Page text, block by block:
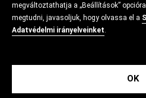
megváltoztathatja a „Beállítások”
megtudni, javasoljuk, hogy olvassa el a
Adatvédelmi irányelveinket.
OK